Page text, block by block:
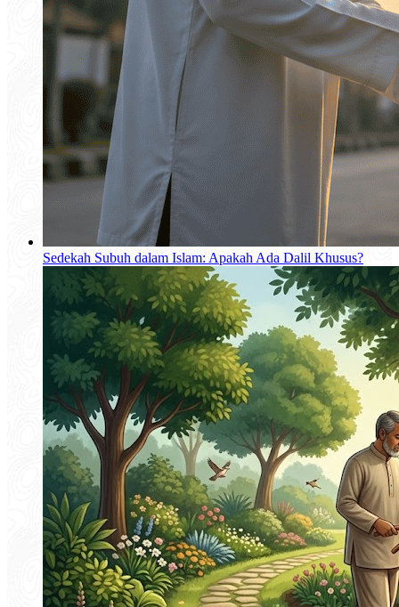
Sedekah Subuh dalam Islam: Apakah Ada Dalil Khusus?